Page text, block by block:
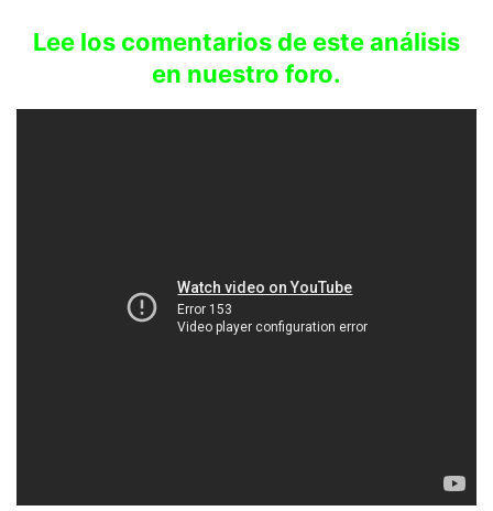
Lee los comentarios de este análisis
en nuestro foro.